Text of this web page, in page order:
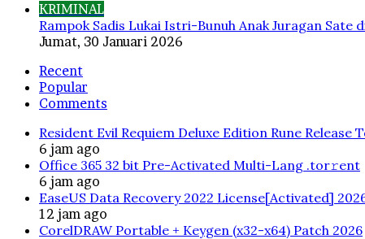
KRIMINAL
Rampok Sadis Lukai Istri-Bunuh Anak Juragan Sate
Jumat, 30 Januari 2026
Recent
Popular
Comments
Resident Evil Requiem Deluxe Edition Rune Release
6 jam ago
Office 365 32 bit Pre-Activated Multi-Lang .tоr𝚛еnt
6 jam ago
EaseUS Data Recovery 2022 License[Activated]
12 jam ago
CorelDRAW Portable + Keygen (x32-x64) Patch 2026